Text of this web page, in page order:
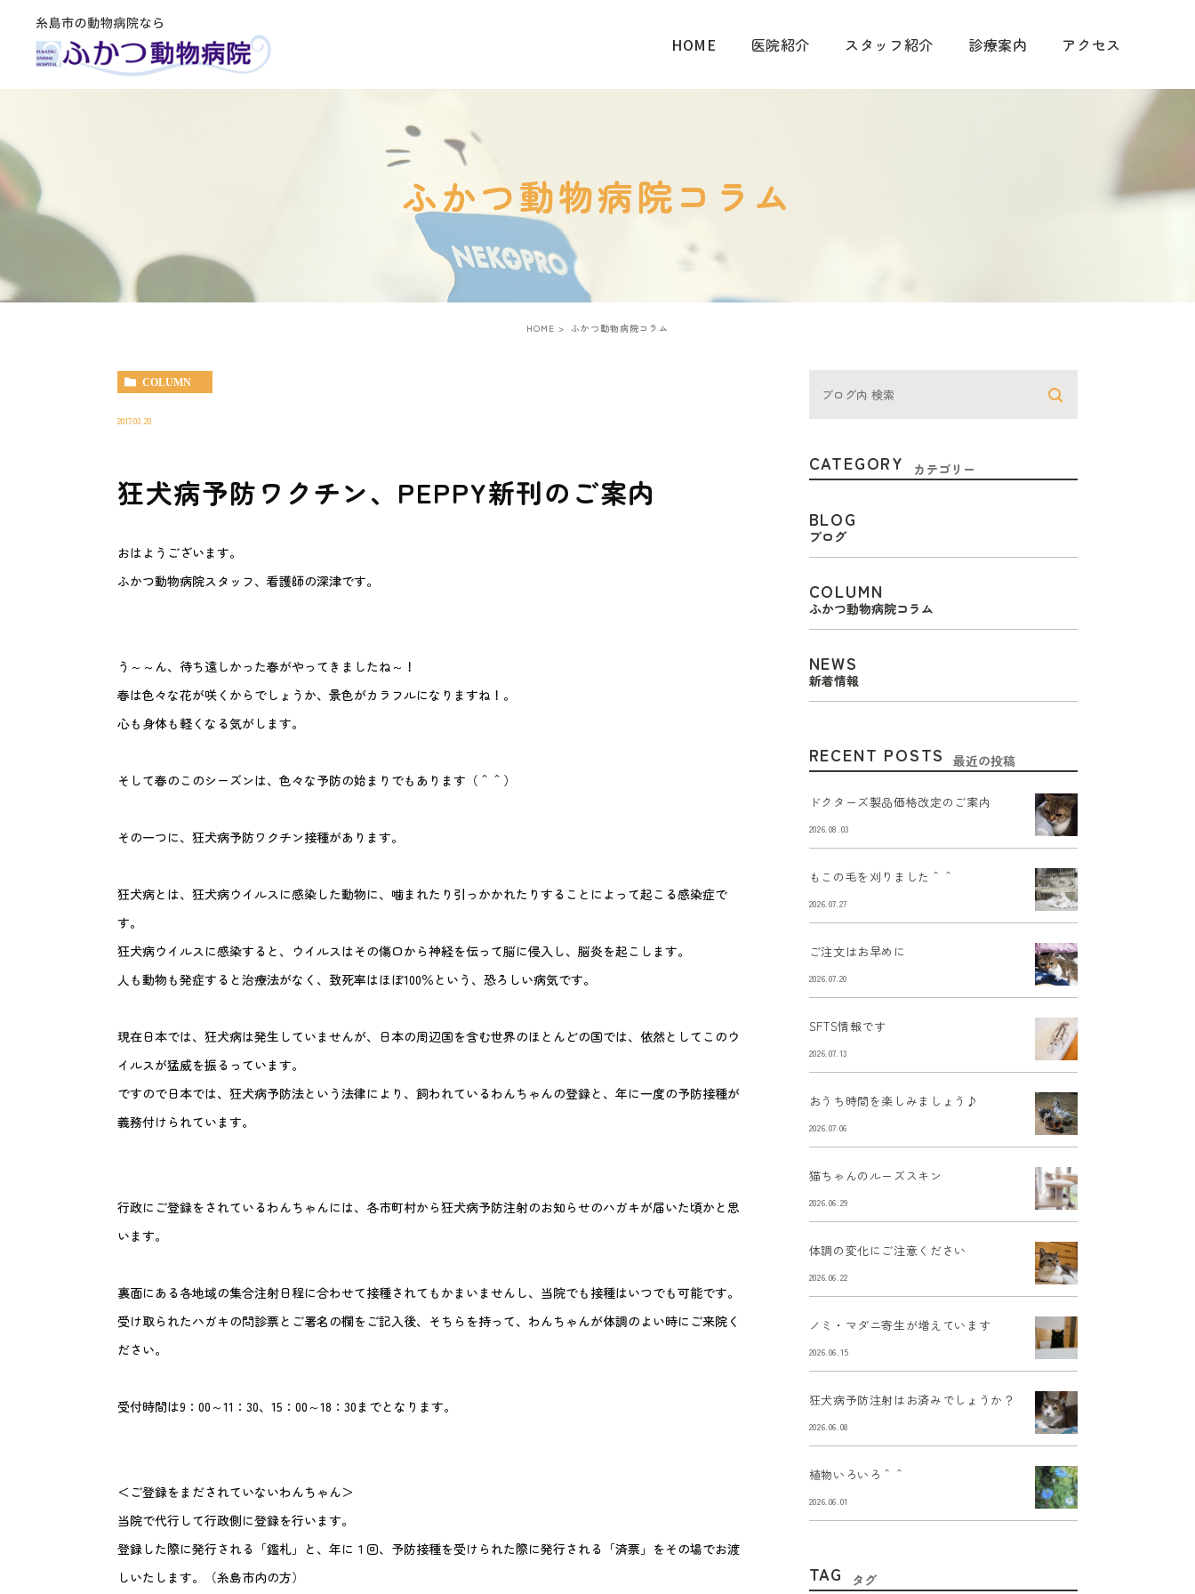
HOME 医院紹介 スタッフ紹介 診療案内 アクセス
ふかつ動物病院コラム
HOME ふかつ動物病院コラム
COLUMN
2017.03.20
狂犬病予防ワクチン、PEPPY新刊のご案内
おはようございます。
ふかつ動物病院スタッフ、看護師の深津です。
う～～ん、待ち遠しかった春がやってきましたね～！
春は色々な花が咲くからでしょうか、景色がカラフルになりますね！。
心も身体も軽くなる気がします。
そして春のこのシーズンは、色々な予防の始まりでもあります（＾＾）
その一つに、狂犬病予防ワクチン接種があります。
狂犬病とは、狂犬病ウイルスに感染した動物に、噛まれたり引っかかれたりすることによって起こる感染症で
す。
狂犬病ウイルスに感染すると、ウイルスはその傷口から神経を伝って脳に侵入し、脳炎を起こします。
人も動物も発症すると治療法がなく、致死率はほぼ100％という、恐ろしい病気です。
現在日本では、狂犬病は発生していませんが、日本の周辺国を含む世界のほとんどの国では、依然としてこのウ
イルスが猛威を振るっています。
ですので日本では、狂犬病予防法という法律により、飼われているわんちゃんの登録と、年に一度の予防接種が
義務付けられています。
行政にご登録をされているわんちゃんには、各市町村から狂犬病予防注射のお知らせのハガキが届いた頃かと思
います。
裏面にある各地域の集合注射日程に合わせて接種されてもかまいませんし、当院でも接種はいつでも可能です。
受け取られたハガキの問診票とご署名の欄をご記入後、そちらを持って、わんちゃんが体調のよい時にご来院く
ださい。
受付時間は9：00～11：30、15：00～18：30までとなります。
＜ご登録をまだされていないわんちゃん＞
当院で代行して行政側に登録を行います。
登録した際に発行される「鑑札」と、年に１回、予防接種を受けられた際に発行される「済票」をその場でお渡
しいたします。（糸島市内の方）
CATEGORY カテゴリー
BLOG
ブログ
COLUMN
ふかつ動物病院コラム
NEWS
新着情報
RECENT POSTS 最近の投稿
ドクターズ製品価格改定のご案内
2026.08.03
もこの毛を刈りました＾＾
2026.07.27
ご注文はお早めに
2026.07.20
SFTS情報です
2026.07.13
おうち時間を楽しみましょう♪
2026.07.06
猫ちゃんのルーズスキン
2026.06.29
体調の変化にご注意ください
2026.06.22
ノミ・マダニ寄生が増えています
2026.06.15
狂犬病予防注射はお済みでしょうか？
2026.06.08
植物いろいろ＾＾
2026.06.01
TAG タグ